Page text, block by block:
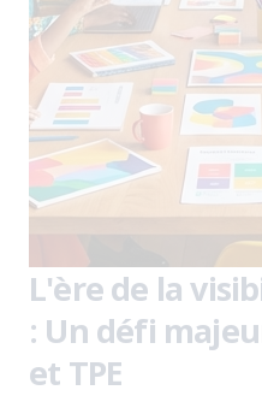
L'ère de la
: Un défi
et TPE